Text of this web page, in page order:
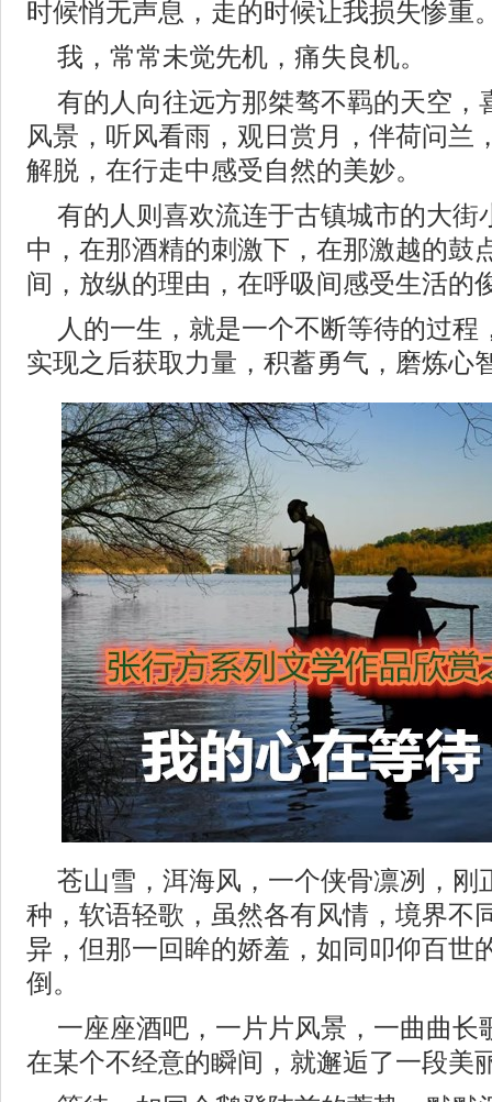
时候悄无声息，走的时候让我损失惨重
我，常常未觉先机，痛失良机。
有的人向往远方那桀骜不羁的天空，
风景，听风看雨，观日赏月，伴荷问兰
解脱，在行走中感受自然的美妙。
有的人则喜欢流连于古镇城市的大街
中，在那酒精的刺激下，在那激越的鼓
间，放纵的理由，在呼吸间感受生活的
人的一生，就是一个不断等待的过
实现之后获取力量，积蓄勇气，磨炼心
苍山雪，洱海风，一个侠骨凛冽，刚
种，软语轻歌，虽然各有风情，境界不
异，但那一回眸的娇羞，如同叩仰百世
倒。
一座座酒吧，一片片风景，一曲曲长
在某个不经意的瞬间，就邂逅了一段美